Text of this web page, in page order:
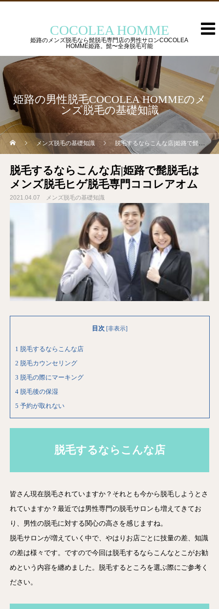
COCOLEA HOMME
姫路のメンズ脱毛なら髭脱毛専門店の男性サロンCOCOLEA
HOMME姫路。髭〜全身脱毛可能
姫路の男性脱毛COCOLEA HOMMEのメ
ンズ脱毛の基礎知識
メンズ脱毛の基礎知識 脱毛するならこんな店|姫路で髭脱毛はメンズ脱毛ヒゲ脱毛専門ココレアオム
脱毛するならこんな店|姫路で髭脱毛は
メンズ脱毛ヒゲ脱毛専門ココレアオム
2021.04.07 メンズ脱毛の基礎知識
目次 [非表示]
1 脱毛するならこんな店
2 脱毛カウンセリング
3 脱毛の際にマーキング
4 脱毛後の保湿
5 予約が取れない
脱毛するならこんな店
皆さん現在脱毛されていますか？それとも今から脱毛しようとさ
れていますか？最近では男性専門の脱毛サロンも増えてきてお
り、男性の脱毛に対する関心の高さを感じますね。
脱毛サロンが増えていく中で、やはりお店ごとに技量の差、知識
の差は様々です。ですので今回は脱毛するならこんなとこがお勧
めという内容を纏めました。脱毛するところを選ぶ際にご参考く
ださい。